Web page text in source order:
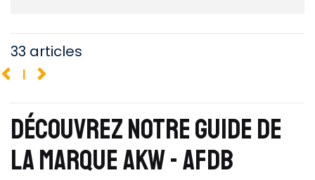
33 articles
1
DÉCOUVREZ NOTRE GUIDE DE
LA MARQUE AKW - AFDB